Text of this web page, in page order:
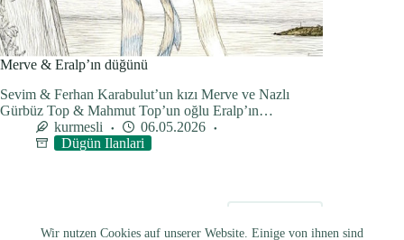
Wir nutzen Cookies auf unserer Website. Einige von ihnen sind
Merve & Eralp’ın düğünü
Sevim & Ferhan Karabulut’un kızı Merve ve Nazlı
Gürbüz Top & Mahmut Top’un oğlu Eralp’ın…
kurmesli
06.05.2026
Dügün Ilanlari